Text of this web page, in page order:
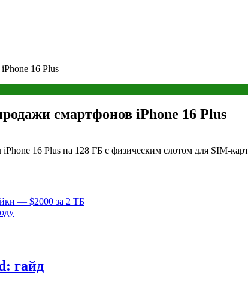
16 Plus
смартфонов iPhone 16 Plus
16 Plus на 128 ГБ с физическим слотом для SIM-
— $2000 за 2 ТБ
гайд